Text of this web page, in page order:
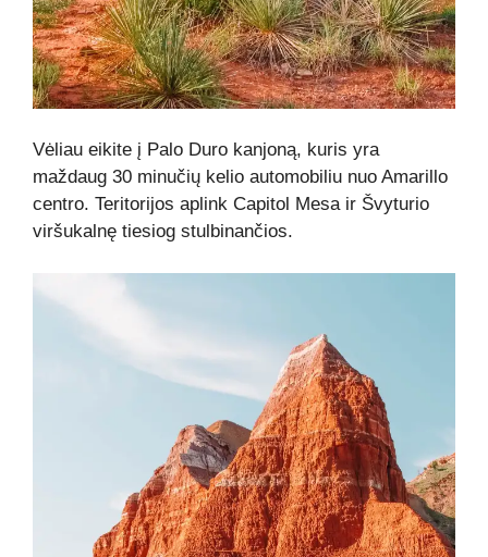
Vėliau eikite į Palo Duro kanjoną, kuris yra
maždaug 30 minučių kelio automobiliu nuo Amarillo
centro. Teritorijos aplink Capitol Mesa ir Švyturio
viršukalnę tiesiog stulbinančios.